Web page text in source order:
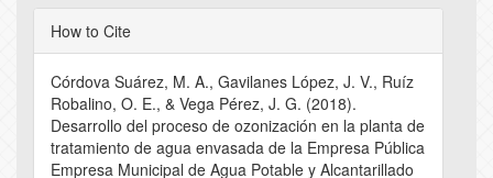
Article
Details
How to Cite
Córdova Suárez, M. A., Gavilanes López, J. V., Ruíz
Robalino, O. E., & Vega Pérez, J. G. (2018).
Desarrollo del proceso de ozonización en la planta de
tratamiento de agua envasada de la Empresa Pública
Empresa Municipal de Agua Potable y Alcantarillado